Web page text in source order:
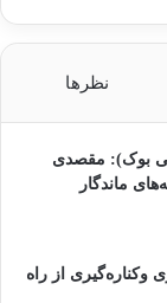
نظرها
بوک): مقصدی
ماندگار
وکناره‌گیری از راه